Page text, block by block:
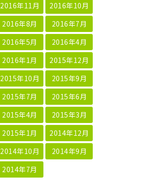
2016年11月
2016年10月
2016年8月
2016年7月
2016年5月
2016年4月
2016年1月
2015年12月
2015年10月
2015年9月
2015年7月
2015年6月
2015年4月
2015年3月
2015年1月
2014年12月
2014年10月
2014年9月
2014年7月